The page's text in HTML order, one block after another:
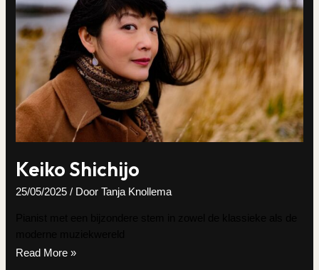
Keiko Shichijo
25/05/2025 / DoorTanja Knollema
Keiko
Read More »